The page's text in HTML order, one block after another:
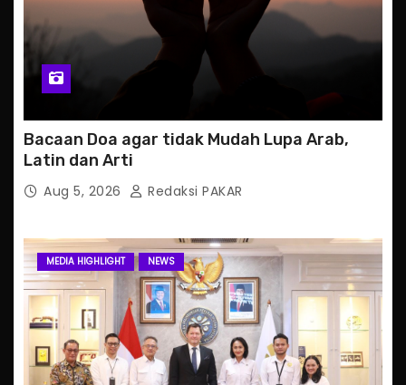
Bacaan Doa agar tidak Mudah Lupa Arab,
Latin dan Arti
Aug 5, 2026 Redaksi PAKAR
MEDIA HIGHLIGHT NEWS